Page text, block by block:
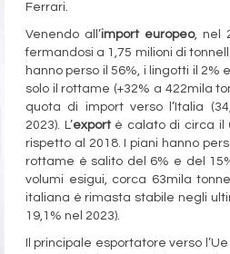
Ferrari.
Venendo all’import europeo, nel
fermandosi a 1,75 milioni di
hanno perso il 56%, i lingotti il 2%
solo il rottame (+32% a 422mila
quota di import verso l’Italia
2023). L’exportè calato di circa il
rispetto al 2018. I piani hanno
rottame è salito del 6% e del
volumi esigui, corca 63mila
italiana è rimasta stabile negli
19,1% nel 2023).
Il principale esportatore verso l’Ue